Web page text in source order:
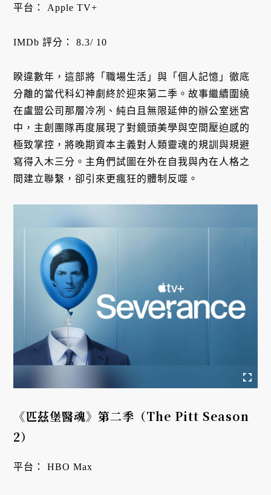
平台： Apple TV+
IMDb 評分： 8.3/ 10
睽違數年，這部將「職場生活」與「個人記憶」徹底
分離的當代科幻神劇終於迎來第二季。故事繼續圍繞
在盧盟公司那層冷冽、純白且無限延伸的辦公室迷宮
中，主創團隊再度展現了對鏡頭美學與空間壓迫感的
極致掌控，將晚期資本主義對人類靈魂的規訓與規避
寫得入木三分。主角們試圖在外在自我與內在人格之
間建立聯繫，卻引來更瘋狂的體制反噬。
《匹茲堡醫魂》第二季（The Pitt Season
2）
平台： HBO Max